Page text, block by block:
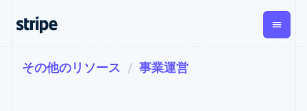
支払い 収益
企業規模別
ドキュメント
学ぶ
その他のリソース 事業運営